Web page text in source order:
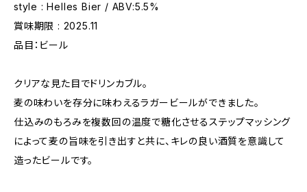
style : Helles Bier / ABV:5.5%
賞味期限 : 2025.11
品目：ビール
クリアな見た目でドリンカブル。
麦の味わいを存分に味わえるラガービールができました。
仕込みのもろみを複数回の温度で糖化させるステップマッシング
によって麦の旨味を引き出すと共に、キレの良い酒質を意識して
造ったビールです。